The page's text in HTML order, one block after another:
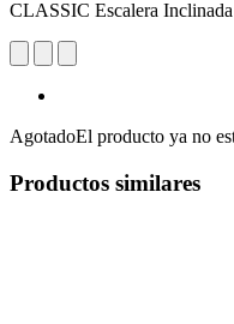
CLASSIC Escalera
AgotadoEl producto ya no
Productos similares